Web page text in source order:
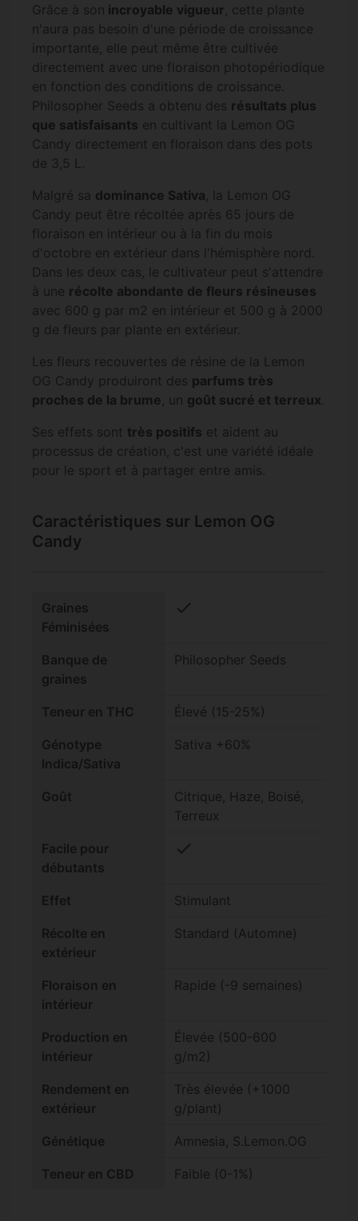
Grâce à son incroyable vigueur , cette plante
n'aura pas besoin d'une période de croissance
importante, elle peut même être cultivée
directement avec une floraison photopériodique
en fonction des conditions de croissance.
Philosopher Seeds a obtenu des résultats plus
que satisfaisants en cultivant la Lemon OG
Candy directement en floraison dans des pots
de 3,5 L.
Malgré sa dominance Sativa , la Lemon OG
Candy peut être récoltée après 65 jours de
floraison en intérieur ou à la fin du mois
d'octobre en extérieur dans l'hémisphère nord.
Dans les deux cas, le cultivateur peut s'attendre
à une récolte abondante de fleurs résineuses
avec 600 g par m2 en intérieur et 500 g à 2000
g de fleurs par plante en extérieur.
Les fleurs recouvertes de résine de la Lemon
OG Candy produiront des parfums très
proches de la brume , un goût sucré et terreux
Ses effets sont très positifs et aident au
processus de création, c'est une variété idéale
pour le sport et à partager entre amis.
Caractéristiques sur Lemon OG
Candy
Graines
Féminisées
check
Banque de
graines
Philosopher Seeds
Teneur en THC Élevé (15-25%)
Génotype
Indica/Sativa
Sativa +60%
Goût
Citrique, Haze, Boisé,
Terreux
Facile pour
débutants
check
Effet Stimulant
Récolte en
extérieur
Standard (Automne)
Floraison en
intérieur
Rapide (-9 semaines)
Production en
intérieur
Élevée (500-600
g/m2)
Rendement en
extérieur
Très élevée (+1000
g/plant)
Génétique Amnesia, S.Lemon.OG
Teneur en CBD Faible (0-1%)